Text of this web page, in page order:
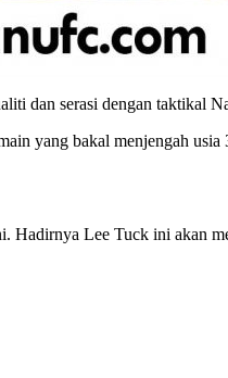
dan serasi dengan taktikal
yang bakal menjengah usia
Hadirnya Lee Tuck ini akan